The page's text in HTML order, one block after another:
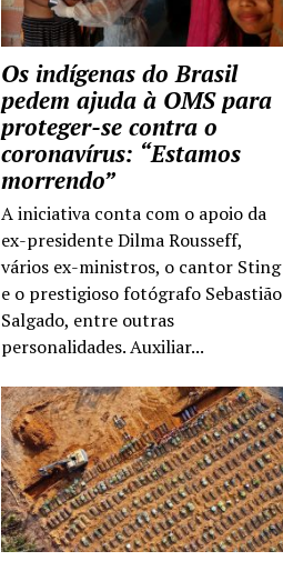
Os indígenas do Brasil
pedem ajuda à OMS para
proteger-se contra o
coronavírus: “Estamos
morrendo”
A iniciativa conta com o apoio da
ex-presidente Dilma Rousseff,
vários ex-ministros, o cantor Sting
e o prestigioso fotógrafo Sebastião
Salgado, entre outras
personalidades. Auxiliar...